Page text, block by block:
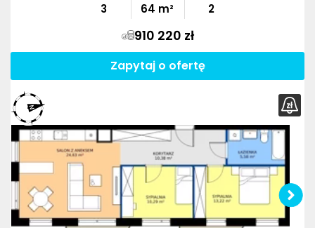
3
64 m²
2
910 220 zł
Zapytaj o ofertę